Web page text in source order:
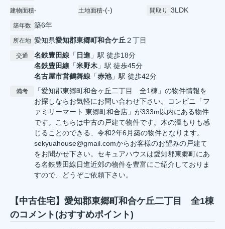
建物面積- 土地面積-(-) 間取り 3LDK
築年数 築6年
所在地 愛知県愛知郡東郷町和合ケ丘２丁目
交通 名鉄豊田線 「 日進 」駅 徒歩18分
名鉄豊田線 「米野木 」駅 徒歩45分
名古屋市営鶴舞線 「赤池」駅 徒歩42分
備考
「愛知郡東郷町和合ヶ丘二丁目 全1棟」の物件情報を
お探しならお気軽にお問い合わせ下さい。コンビニ「フ
ァミリーマート 東郷町和合店」が333m以内にある物件
です。こちらは中古の戸建て物件です。木の温もりも感
じることのできる、令和2年6月築の物件となります。
sekyuahouse@gmail.comからお客様のお望みの戸建て
をお聞かせ下さい。セキュアハウスは愛知郡東郷町にあ
る名鉄豊田線日進近郊の物件を豊富にご紹介しておりま
すので、どうぞご依頼下さい。
【中古住宅】愛知郡東郷町和合ケ丘二丁目 全1棟
のコメント(おすすめポイント)